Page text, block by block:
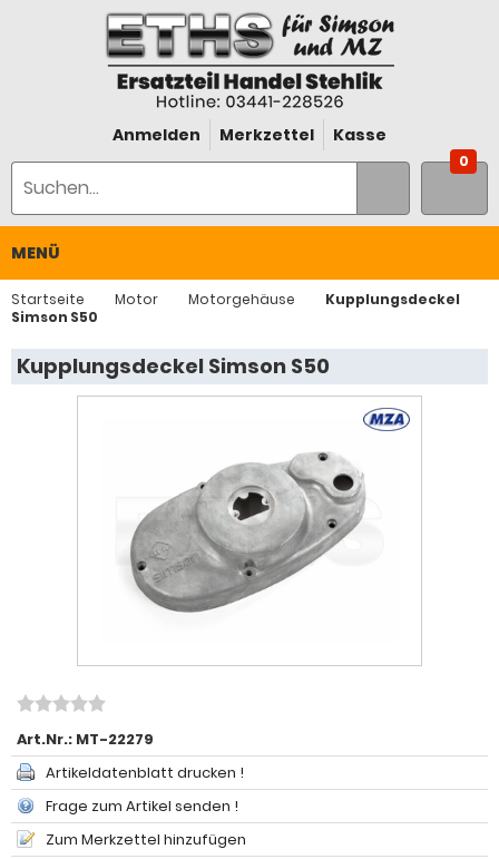
Anmelden Merkzettel Kasse
0
MENÜ
Startseite Motor Motorgehäuse
Kupplungsdeckel
Simson S50
Kupplungsdeckel Simson S50
Art.Nr.: MT-22279
Artikeldatenblatt drucken !
Frage zum Artikel senden !
Zum Merkzettel hinzufügen